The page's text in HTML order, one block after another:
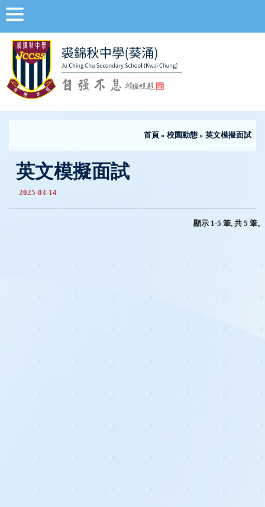
首頁 » 校園動態 » 英文模擬面試
英文模擬面試
2025-03-14
顯示 1-5 筆, 共 5 筆。